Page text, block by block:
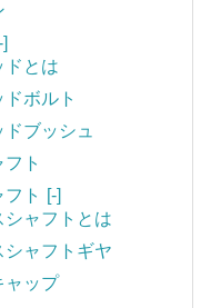
]
ドとは
ドボルト
ブッシュ
ト
ト
[-]
シャフトとは
シャフトギヤ
ャップ